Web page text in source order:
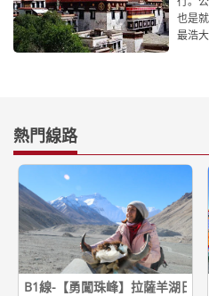
也是
最浩
熱門線路
B1線-【勇闖珠峰】拉薩羊湖日